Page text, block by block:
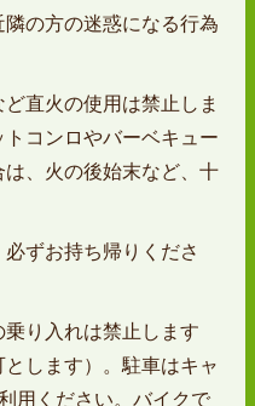
の方の迷惑になる行為
直火の使用は禁止しま
コンロやバーベキュー
、火の後始末など、十
ずお持ち帰りくださ
り入れは禁止します
とします）。駐車はキャ
用ください。バイクで